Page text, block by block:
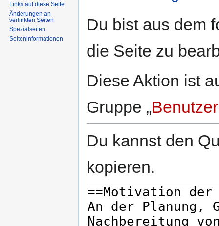
Navigation
Suche
Du bist aus dem
die Seite zu
Diese Aktion ist
Gruppe „Benutzer
Du kannst den
kopieren.
Links auf diese Seite
Änderungen an
verlinkten Seiten
Spezialseiten
Seiten­informationen